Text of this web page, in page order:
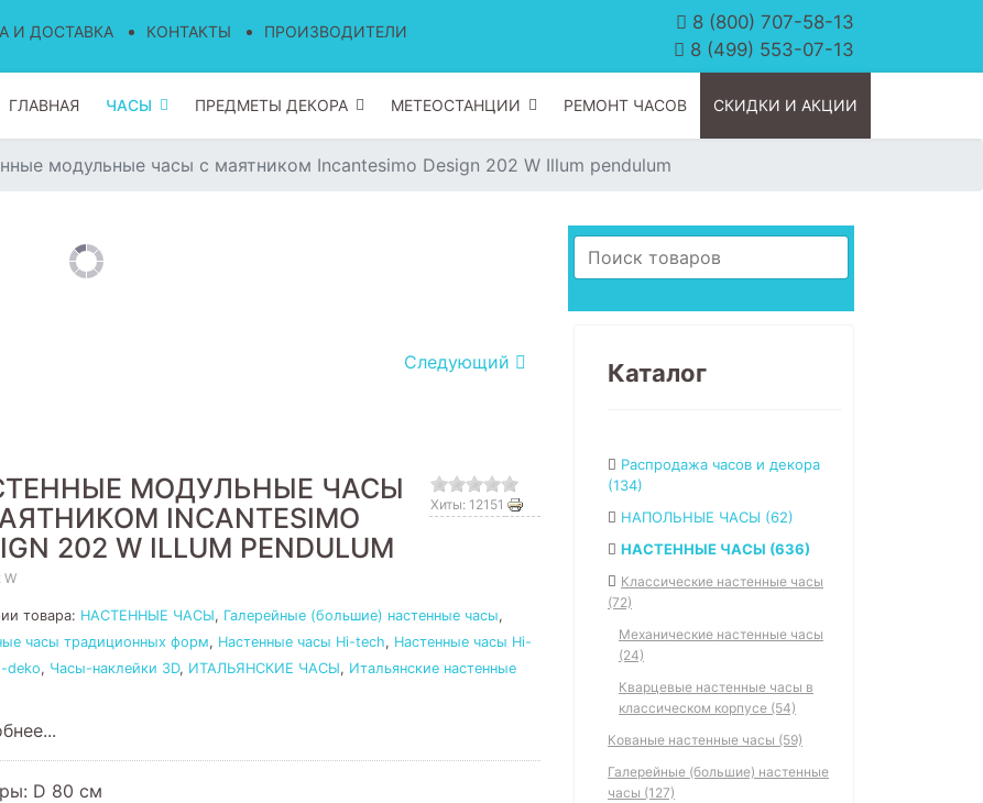
И ДОСТАВКА КОНТАКТЫ ПРОИЗВОДИТЕЛИ
8 (800) 707-58-13
8 (499) 553-07-13
ГЛАВНАЯ ЧАСЫ ПРЕДМЕТЫ ДЕКОРА МЕТЕОСТАНЦИИ РЕМОНТ ЧАСОВ СКИДКИ И АКЦИИ
модульные часы с маятником Incantesimo Design 202 W Illum pendulum
Следующий
Хиты: 12151
МОДУЛЬНЫЕ ЧАСЫ
INCANTESIMO
202 W ILLUM PENDULUM
W
товара: НАСТЕННЫЕ ЧАСЫ, Галерейные (большие) настенные часы,
часы традиционных форм, Настенные часы Hi-tech, Настенные часы Hi-
deko, Часы-наклейки 3D, ИТАЛЬЯНСКИЕ ЧАСЫ, Итальянские настенные
D 80 см
Каталог
Распродажа часов и декора
(134)
НАПОЛЬНЫЕ ЧАСЫ (62)
НАСТЕННЫЕ ЧАСЫ (636)
Классические настенные часы
(72)
Механические настенные часы
(24)
Кварцевые настенные часы в
классическом корпусе (54)
Кованые настенные часы (59)
Галерейные (большие) настенные
часы (127)